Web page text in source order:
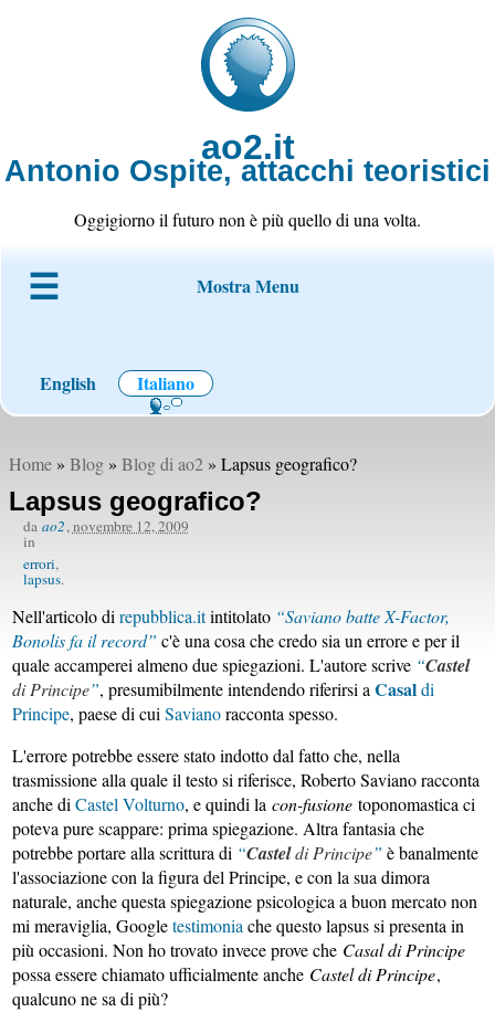
ao2.it
Antonio Ospite, attacchi teoristici
Oggigiorno il futuro non è più quello di una volta.
Mostra Menu
English Italiano
Home» Blog» Blog di ao2» Lapsus geografico?
Lapsus geografico?
da ao2,novembre 12, 2009
in
errori
lapsus
Nell'articolo direpubblica.itintitolato
Saviano batte X-Factor,
Bonolis fa il record
c'è una cosa che credo sia un errore e per il
quale accamperei almeno due spiegazioni. L'autore scrive
Castel
di Principe , presumibilmente intendendo riferirsi aCasaldi
Principe, paese di cuiSavianoracconta spesso.
L'errore potrebbe essere stato indotto dal fatto che, nella
trasmissione alla quale il testo si riferisce, Roberto Saviano racconta
anche diCastel Volturno, e quindi la con-fusione toponomastica ci
poteva pure scappare: prima spiegazione. Altra fantasia che
potrebbe portare alla scrittura di
Casteldi Principe
è banalmente
l'associazione con la figura del Principe, e con la sua dimora
naturale, anche questa spiegazione psicologica a buon mercato non
mi meraviglia, Googletestimoniache questo lapsus si presenta in
più occasioni. Non ho trovato invece prove che Casal di Principe
possa essere chiamato ufficialmente anche Castel di Principe,
qualcuno ne sa di più?